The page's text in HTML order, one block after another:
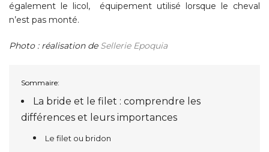
également le licol, équipement utilisé lorsque le cheval
n’est pas monté.
Photo : réalisation de Sellerie Epoquia
Sommaire:
La bride et le filet : comprendre les
différences et leurs importances
Le filet ou bridon